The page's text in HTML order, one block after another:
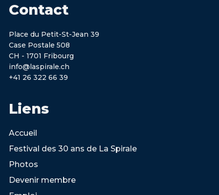
Contact
Place du Petit-St-Jean 39
Case Postale 508
CH - 1701 Fribourg
info@laspirale.ch
+41 26 322 66 39
Liens
Accueil
Festival des 30 ans de La Spirale
Photos
Devenir membre